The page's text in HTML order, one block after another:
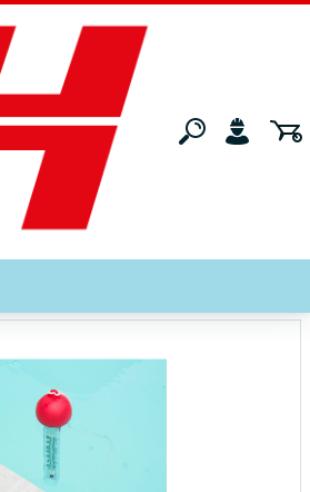
Pools & Zubehör
verschiedene Motive